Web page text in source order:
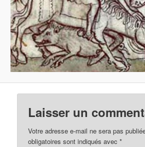
Laisser un
Votre adresse e-mail ne sera pas
obligatoires sont indiqués avec*